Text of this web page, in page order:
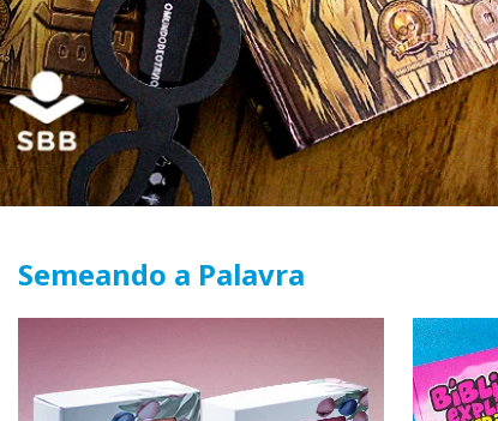
Semeando a Palavra